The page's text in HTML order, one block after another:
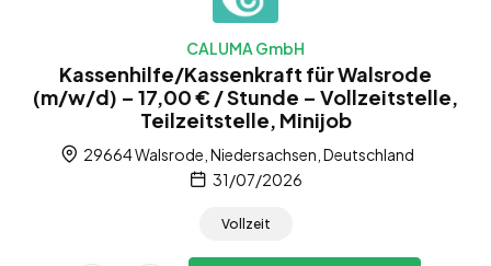
CALUMA GmbH
Kassenhilfe/Kassenkraft für Walsrode
(m/w/d) – 17,00 € / Stunde – Vollzeitstelle,
Teilzeitstelle, Minijob
29664 Walsrode, Niedersachsen, Deutschland
31/07/2026
Vollzeit